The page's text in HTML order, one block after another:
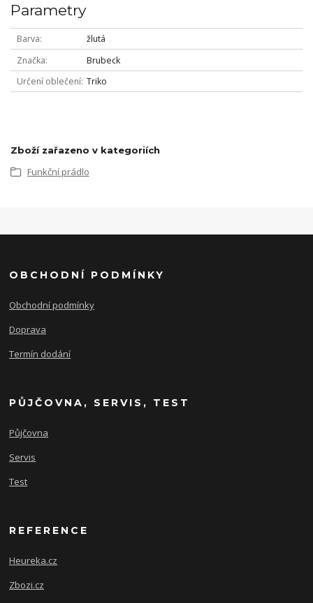
Parametry
Barva
žlutá
Značka
Brubeck
Určení oblečení Triko
Zboží zařazeno v kategoriích
Funkční prádlo
OBCHODNÍ PODMÍNKY
Obchodní podmínky
Doprava
Termín dodání
PŮJČOVNA, SERVIS, TEST
Půjčovna
Servis
Test
REFERENCE
Heureka.cz
Zbozi.cz